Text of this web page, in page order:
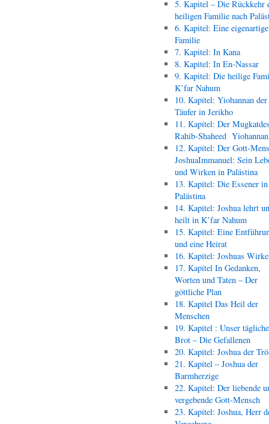
5. Kapitel – Die Rückkehr
heiligen Familie nach
6. Kapitel: Eine eigenartige
Familie
7. Kapitel: In Kana
8. Kapitel: In En-Nassar
9. Kapitel: Die heilige
K’far Nahum
10. Kapitel: Yiohannan der
Täufer in Jerikho
11. Kapitel: Der
Rahib-Shaheed
12. Kapitel: Der Gott-
JoshuaImmanuel: Sein
und Wirken in Palästina
13. Kapitel: Die Essener in
Palästina
14. Kapitel: Joshua lehrt
heilt in K’far Nahum
15. Kapitel: Eine
und eine Heirat
16. Kapitel: Joshuas
17. Kapitel In Gedanken,
Worten und Taten – Der
göttliche Plan
18. Kapitel Das Heil der
Menschen
19. Kapitel : Unser
Brot – Die Gefallenen
20. Kapitel: Joshua der
21. Kapitel – Joshua der
Barmherzige
22. Kapitel: Der liebende
vergebende Gott-Mensch
23. Kapitel: Joshua, Herr